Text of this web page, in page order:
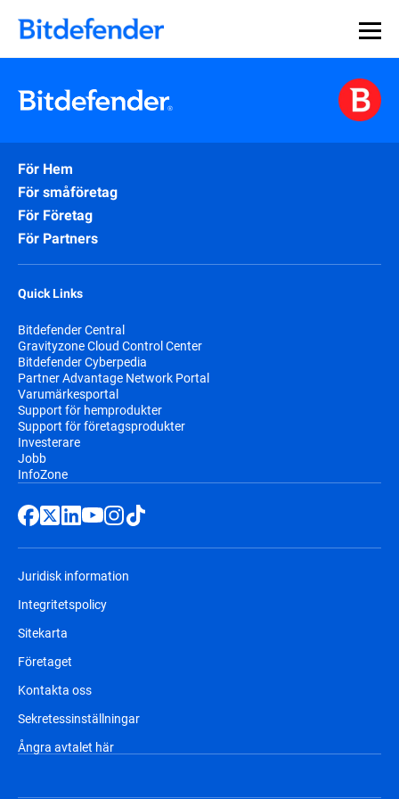
För Hem
För småföretag
För Företag
För Partners
Quick Links
Bitdefender Central
Gravityzone Cloud Control Center
Bitdefender Cyberpedia
Partner Advantage Network Portal
Varumärkesportal
Support för hemprodukter
Support för företagsprodukter
Investerare
Jobb
InfoZone
Juridisk information
Integritetspolicy
Sitekarta
Företaget
Kontakta oss
Sekretessinställningar
Ångra avtalet här